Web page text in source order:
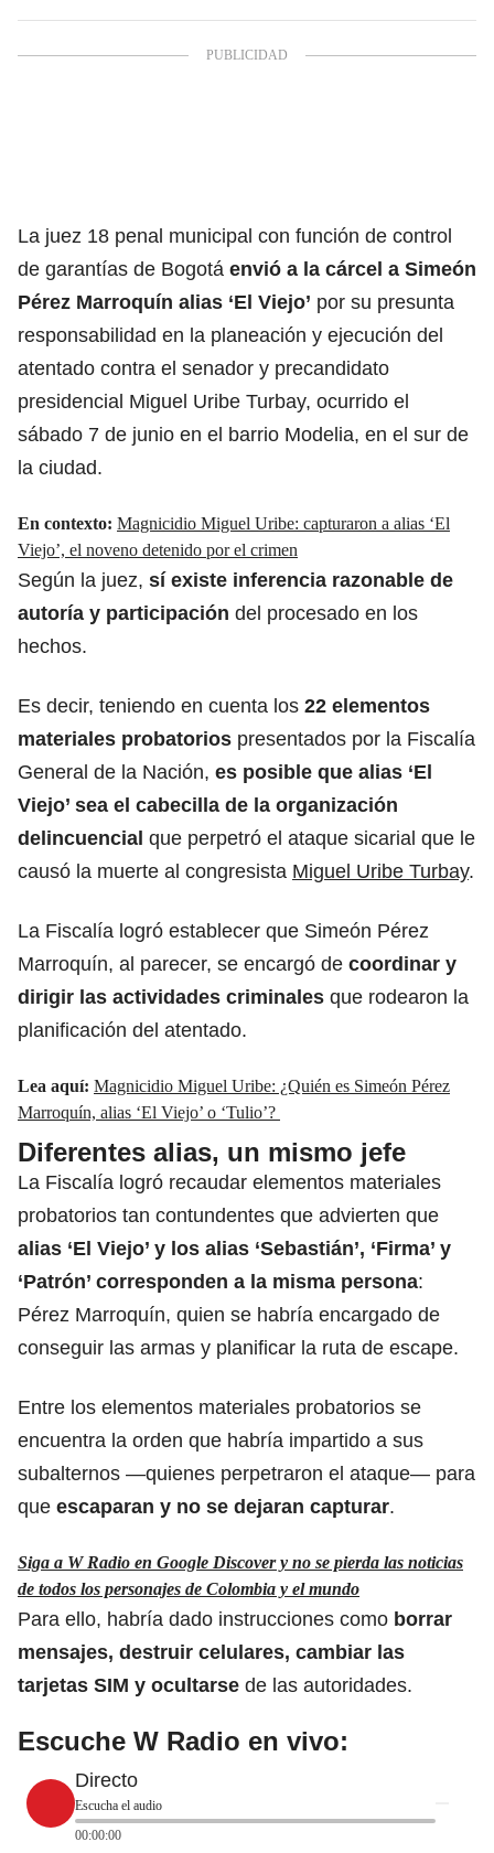
La juez 18 penal municipal con función de control
de garantías de Bogotá envió a la cárcel a Simeón
Pérez Marroquín alias ‘El Viejo’ por su presunta
responsabilidad en la planeación y ejecución del
atentado contra el senador y precandidato
presidencial Miguel Uribe Turbay, ocurrido el
sábado 7 de junio en el barrio Modelia, en el sur de
la ciudad.
En contexto: Magnicidio Miguel Uribe: capturaron a alias ‘El
Viejo’, el noveno detenido por el crimen
Según la juez, sí existe inferencia razonable de
autoría y participación del procesado en los
hechos.
Es decir, teniendo en cuenta los 22 elementos
materiales probatorios presentados por la Fiscalía
General de la Nación, es posible que alias ‘El
Viejo’ sea el cabecilla de la organización
delincuencial que perpetró el ataque sicarial que le
causó la muerte al congresista Miguel Uribe Turbay.
La Fiscalía logró establecer que Simeón Pérez
Marroquín, al parecer, se encargó de coordinar y
dirigir las actividades criminales que rodearon la
planificación del atentado.
Lea aquí: Magnicidio Miguel Uribe: ¿Quién es Simeón Pérez
Marroquín, alias ‘El Viejo’ o ‘Tulio’?
Diferentes alias, un mismo jefe
La Fiscalía logró recaudar elementos materiales
probatorios tan contundentes que advierten que
alias ‘El Viejo’ y los alias ‘Sebastián’, ‘Firma’ y
‘Patrón’ corresponden a la misma persona:
Pérez Marroquín, quien se habría encargado de
conseguir las armas y planificar la ruta de escape.
Entre los elementos materiales probatorios se
encuentra la orden que habría impartido a sus
subalternos —quienes perpetraron el ataque— para
que escaparan y no se dejaran capturar.
Siga a W Radio en Google Discover y no se pierda las noticias
de todos los personajes de Colombia y el mundo
Para ello, habría dado instrucciones como borrar
mensajes, destruir celulares, cambiar las
tarjetas SIM y ocultarse de las autoridades.
Escuche W Radio en vivo:
Directo
Escucha el audio
00:00:00